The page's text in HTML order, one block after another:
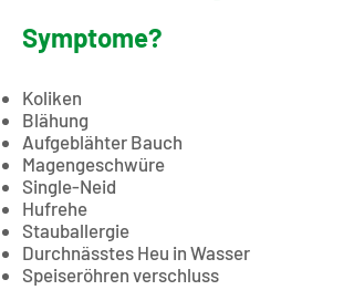
Symptome?
Koliken
Blähung
Aufgeblähter Bauch
Magengeschwüre
Single-Neid
Hufrehe
Stauballergie
Durchnässtes Heu in Wasser
Speiseröhren verschluss